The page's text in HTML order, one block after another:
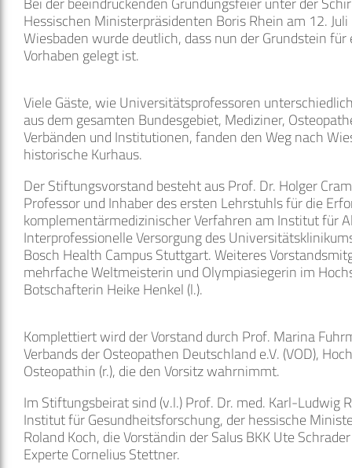
Hessischen Ministerpräsidenten Boris Rhein am 12.
Wiesbaden wurde deutlich, dass nun der Grundstein
Vorhaben gelegt ist.
Viele Gäste, wie Universitätsprofessoren
aus dem gesamten Bundesgebiet, Mediziner,
Verbänden und Institutionen, fanden den Weg nach
historische Kurhaus.
Der Stiftungsvorstand besteht aus Prof. Dr. Holger
Professor und Inhaber des ersten Lehrstuhls für die
komplementärmedizinischer Verfahren am Institut für
Interprofessionelle Versorgung des
Bosch Health Campus Stuttgart. Weiteres
mehrfache Weltmeisterin und Olympiasiegerin im
Botschafterin Heike Henkel (l.).
Komplettiert wird der Vorstand durch Prof. Marina
Verbands der Osteopathen Deutschland e.V. (VOD),
Osteopathin (r.), die den Vorsitz wahrnimmt.
Im Stiftungsbeirat sind (v.l.) Prof. Dr. med. Karl-Ludwig
Institut für Gesundheitsforschung, der hessische
Roland Koch, die Vorständin der Salus BKK Ute
Experte Cornelius Stettner.